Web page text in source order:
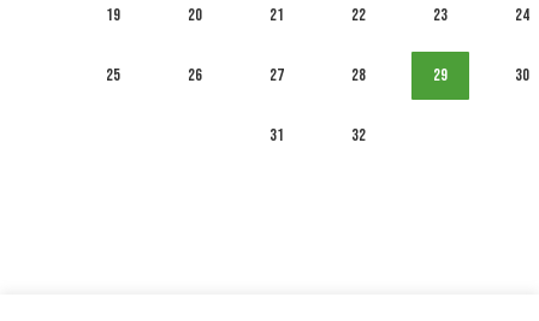
19 20 21 22 23 24
25 26 27 28 29 30
31 32